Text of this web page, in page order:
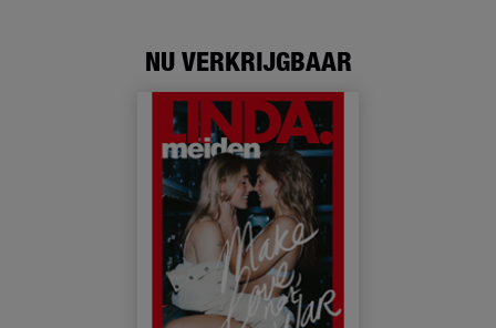
NU VERKRIJGBAAR